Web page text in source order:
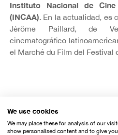
Instituto Nacional de
(INCAA). En la actualidad, es
Jérôme Paillard, de
cinematográfico
el Marché du Film del Festival
Organiza:
We use cookies
We may place these for analysis of our
show personalised content and to give